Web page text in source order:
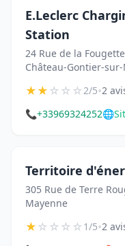
E.Leclerc
Station
24 Rue de la
Château-Gontier-
★★☆☆☆2/5•2
📞+33969324252🌐
Territoire
305 Rue de Terre
Mayenne
★☆☆☆☆1/5•2